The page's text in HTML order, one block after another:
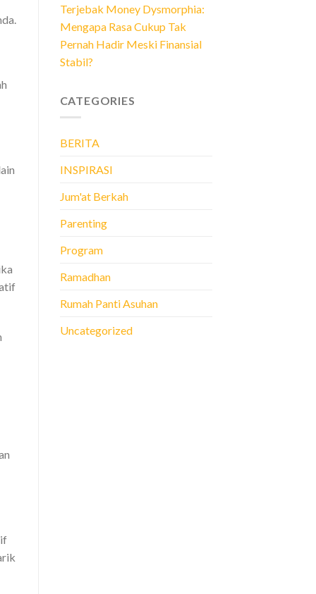
Terjebak Money Dysmorphia:
Mengapa Rasa Cukup Tak
Pernah Hadir Meski Finansial
Stabil?
CATEGORIES
BERITA
INSPIRASI
Jum'at Berkah
Parenting
Program
Ramadhan
Rumah Panti Asuhan
Uncategorized